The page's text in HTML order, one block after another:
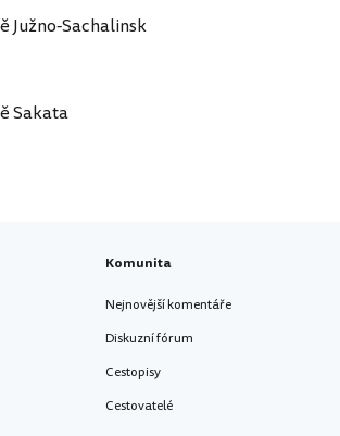
Južno-Sachalinsk
Sakata
Komunita
Nejnovější komentáře
Diskuzní fórum
Cestopisy
Cestovatelé